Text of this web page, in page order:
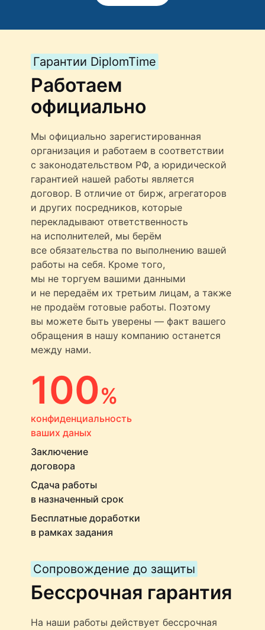
Гарантии DiplomTime
Работаем
официально
Мы официально зарегистированная
организация и работаем в соответствии
с законодательством РФ, а юридической
гарантией нашей работы является
договор. В отличие от бирж, агрегаторов
и других посредников, которые
перекладывают ответственность
на исполнителей, мы берём
все обязательства по выполнению вашей
работы на себя. Кроме того,
мы не торгуем вашими данными
и не передаём их третьим лицам, а также
не продаём готовые работы. Поэтому
вы можете быть уверены — факт вашего
обращения в нашу компанию останется
между нами.
100%
конфиденциальность
ваших даных
Заключение
договора
Сдача работы
в назначенный срок
Бесплатные доработки
в рамках задания
Сопровождение до защиты
Бессрочная гарантия
На наши работы действует бессрочная